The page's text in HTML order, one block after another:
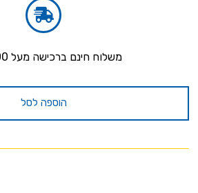
משלוח חינם ברכישה מעל 600 שקל
הוספה לסל